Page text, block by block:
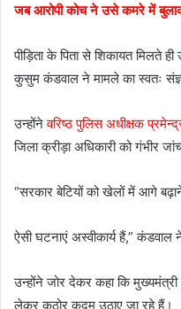
जब आरोपी कोच ने उसे कमरे में
पीड़िता के पिता से शिकायत मिलते
कुसुम कंडवाल ने मामले का स्वतः
उन्होंनेवरिष्ठ पुलिस अधीक्षक
जिला क्रीड़ा अधिकारी को गंभीर
“सरकार बेटियों को खेलों में आगे
ऐसी घटनाएं अस्वीकार्य हैं,” कंडवाल
उन्होंने जोर देकर कहा कि मुख्यमंत्री
लेकर कठोर कदम उठाए जा रहे हैं।